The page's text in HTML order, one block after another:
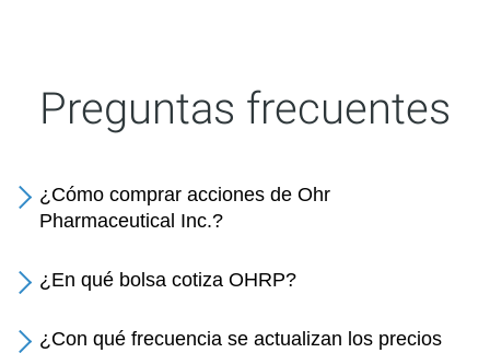
Preguntas frecuentes
¿Cómo comprar acciones de Ohr
Pharmaceutical Inc.?
¿En qué bolsa cotiza OHRP?
¿Con qué frecuencia se actualizan los precios